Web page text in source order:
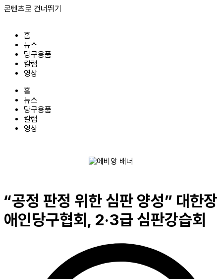
콘텐츠로 건너뛰기
홈
뉴스
당구용품
칼럼
영상
홈
뉴스
당구용품
칼럼
영상
“공정 판정 위한 심판 양성” 대한장
애인당구협회, 2·3급 심판강습회